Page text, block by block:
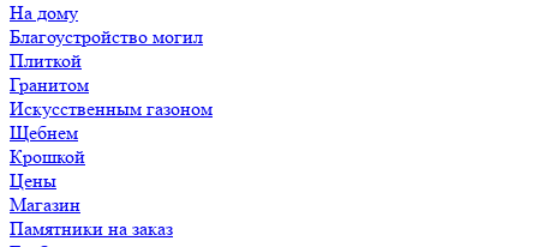
На дому
Благоустройство могил
Плиткой
Гранитом
Искусственным газоном
Щебнем
Крошкой
Цены
Магазин
Памятники на заказ